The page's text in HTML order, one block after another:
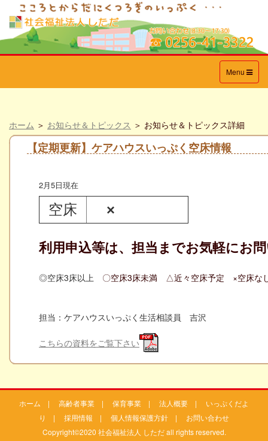
Toggle
navigation
Menu
ホーム ＞ お知らせ＆トピックス ＞ お知らせ＆トピックス詳細
【定期更新】ケアハウスいっぷく空床情報
2月5日現在
空床 ×
利用申込等は、担当までお気軽にお
◎空床3床以上 〇空床3床未満 △近々空床予定 ×空床な
担当：ケアハウスいっぷく生活相談員 吉沢
こちらの資料をご覧下さい
ホーム | 高齢者事業 | 保育事業 | 法人概要 | いっぷくだよ
り
| 採用情報 | 個人情報保護方針 | お問い合わせ
Copyright©2020 社会福祉法人 しただ all rights reserved.